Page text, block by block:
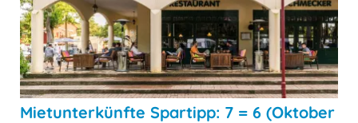
Mietunterkünfte Spartipp: 7 = 6 (Oktober